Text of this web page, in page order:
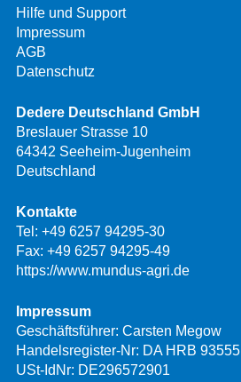
Hilfe und Support
Impressum
AGB
Datenschutz
Dedere Deutschland GmbH
Breslauer Strasse 10
64342 Seeheim-Jugenheim
Deutschland
Kontakte
Tel: +49 6257 94295-30
Fax: +49 6257 94295-49
https://www.mundus-agri.de
Impressum
Geschäftsführer: Carsten Megow
Handelsregister-Nr: DA HRB 93555
USt-IdNr: DE296572901